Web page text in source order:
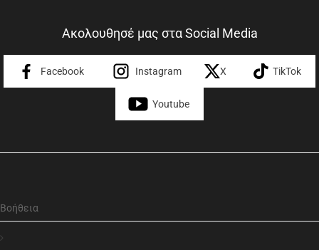
Ακολουθησέ μας στα Social Media
Facebook Instagram X TikTok
Youtube
Βοήθεια